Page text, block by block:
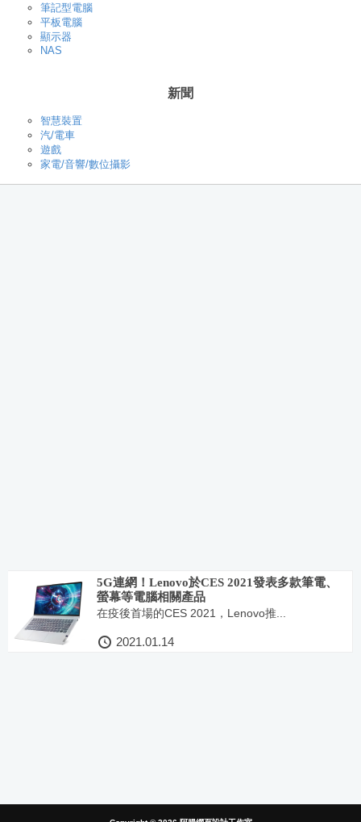
筆記型電腦
平板電腦
顯示器
NAS
新聞
智慧裝置
汽/電車
遊戲
家電/音響/數位攝影
5G連網！Lenovo於CES 2021發表多款筆電、
螢幕等電腦相關產品
在疫後首場的CES 2021，Lenovo推...
2021.01.14